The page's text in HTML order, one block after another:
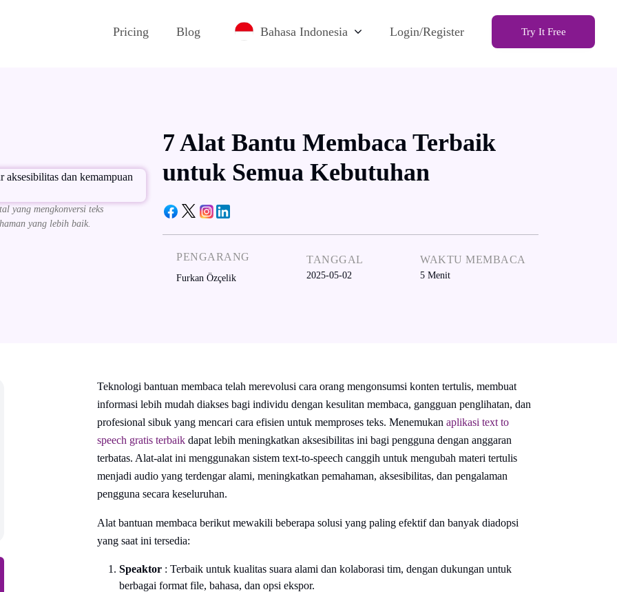
Pricing Blog Bahasa Indonesia Login/Register Try It Free
yang mengkonversi teks
yang lebih baik.
7 Alat Bantu Membaca Terbaik
untuk Semua Kebutuhan
PENGARANG
Furkan Özçelik
TANGGAL
2025-05-02
WAKTU MEMBACA
5 Menit
Teknologi bantuan membaca telah merevolusi cara orang mengonsumsi konten tertulis, membuat
informasi lebih mudah diakses bagi individu dengan kesulitan membaca, gangguan penglihatan, dan
profesional sibuk yang mencari cara efisien untuk memproses teks. Menemukan aplikasi text to
speech gratis terbaik dapat lebih meningkatkan aksesibilitas ini bagi pengguna dengan anggaran
terbatas. Alat-alat ini menggunakan sistem text-to-speech canggih untuk mengubah materi tertulis
menjadi audio yang terdengar alami, meningkatkan pemahaman, aksesibilitas, dan pengalaman
pengguna secara keseluruhan.
Alat bantuan membaca berikut mewakili beberapa solusi yang paling efektif dan banyak diadopsi
yang saat ini tersedia:
Speaktor : Terbaik untuk kualitas suara alami dan kolaborasi tim, dengan dukungan untuk
berbagai format file, bahasa, dan opsi ekspor.